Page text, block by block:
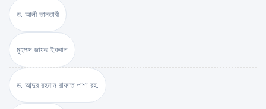
ড. আলী তানতাবী
মুহম্মদ জাফর ইকবাল
ড. আব্দুর রহমান রাফাত পাশা রহ.